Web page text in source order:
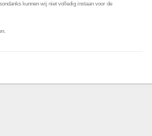
kunnen wij niet volledig instaan voor de